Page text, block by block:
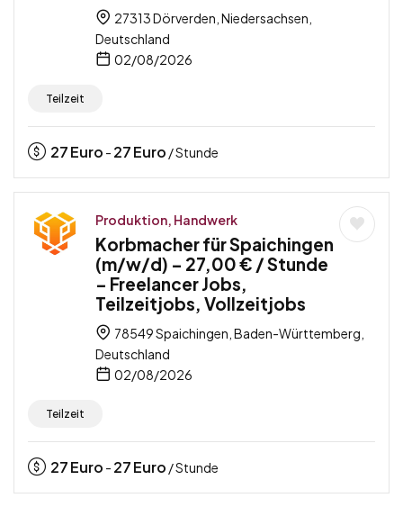
27313 Dörverden, Niedersachsen,
Deutschland
02/08/2026
Teilzeit
27Euro - 27Euro / Stunde
Produktion, Handwerk
Korbmacher für Spaichingen
(m/w/d) – 27,00 € / Stunde
– Freelancer Jobs,
Teilzeitjobs, Vollzeitjobs
78549 Spaichingen, Baden-Württemberg,
Deutschland
02/08/2026
Teilzeit
27Euro - 27Euro / Stunde